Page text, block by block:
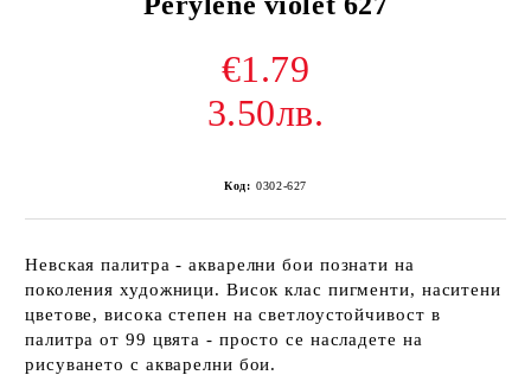
€1.79
3.50лв.
Код: 0302-627
Невская палитра - акварелни бои познати на
поколения художници. Висок клас пигменти, наситени
цветове, висока степен на светлоустойчивост в
палитра от 99 цвята - просто се насладете на
рисуването с акварелни бои.